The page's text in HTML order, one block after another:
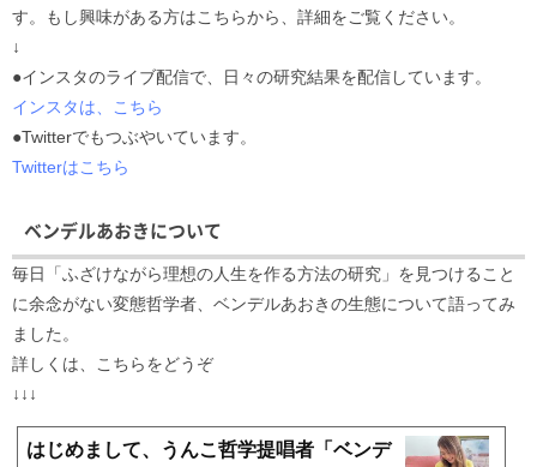
す。もし興味がある方はこちらから、詳細をご覧ください。
↓
●インスタのライブ配信で、日々の研究結果を配信しています。
インスタは、こちら
●Twitterでもつぶやいています。
Twitterはこちら
ベンデルあおきについて
毎日「ふざけながら理想の人生を作る方法の研究」を見つけること
に余念がない変態哲学者、ベンデルあおきの生態について語ってみ
ました。
詳しくは、こちらをどうぞ
↓↓↓
はじめまして、うんこ哲学提唱者「ベンデ